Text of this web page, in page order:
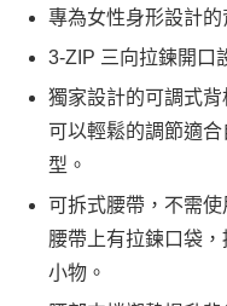
專為女性身形設計的
3-ZIP 三向拉鍊開口
獨家設計的可調式背
可以輕鬆的調節適
型。
可拆式腰帶，不需使
腰帶上有拉鍊口袋
小物。